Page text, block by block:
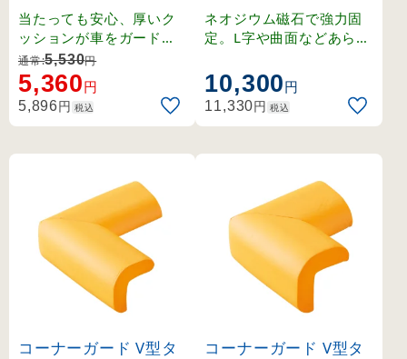
イプ 200×1000×25m
m (246020)
当たっても安心、厚いク
ッションが車をガード。
折れ曲がり可能なコーナ
ー用。
通常:5,530円
5,360円
5,896円 税込
(246088)
ネオジウム磁石で強力固
定。L字や曲面などあらゆ
10,300円
11,330円 税込
コーナーガード V型タ
コーナーガード V型タ